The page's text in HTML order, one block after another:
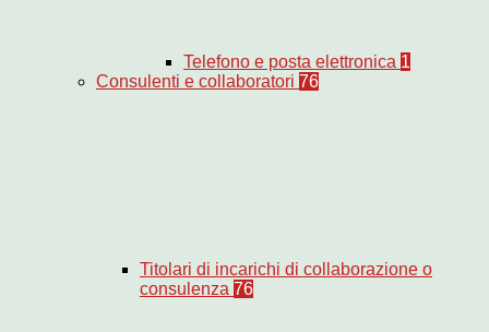
Telefono e posta elettronica 1
Consulenti e collaboratori 76
Titolari di incarichi di collaborazione o
consulenza 76